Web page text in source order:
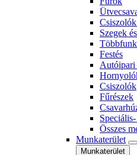
Szegek
Festés
Autóipari
Csiszolók
Fűrészek
Összes
Munkaterület
Munkaterület